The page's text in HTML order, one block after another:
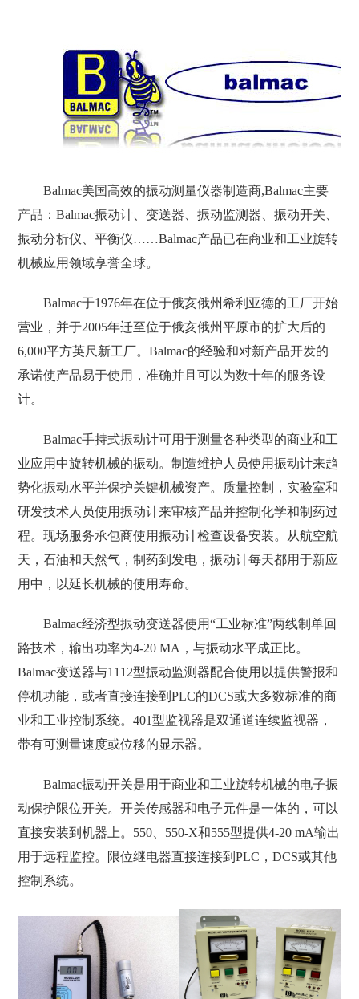
Balmac美国高效的振动测量仪器制造商,Balmac主要
产品：Balmac振动计、变送器、振动监测器、振动开关、
振动分析仪、平衡仪……Balmac产品已在商业和工业旋转
机械应用领域享誉全球。
Balmac于1976年在位于俄亥俄州希利亚德的工厂开始
营业，并于2005年迁至位于俄亥俄州平原市的扩大后的
6,000平方英尺新工厂。Balmac的经验和对新产品开发的
承诺使产品易于使用，准确并且可以为数十年的服务设
计。
Balmac手持式振动计可用于测量各种类型的商业和工
业应用中旋转机械的振动。制造维护人员使用振动计来趋
势化振动水平并保护关键机械资产。质量控制，实验室和
研发技术人员使用振动计来审核产品并控制化学和制药过
程。现场服务承包商使用振动计检查设备安装。从航空航
天，石油和天然气，制药到发电，振动计每天都用于新应
用中，以延长机械的使用寿命。
Balmac经济型振动变送器使用“工业标准”两线制单回
路技术，输出功率为4-20 MA，与振动水平成正比。
Balmac变送器与1112型振动监测器配合使用以提供警报和
停机功能，或者直接连接到PLC的DCS或大多数标准的商
业和工业控制系统。401型监视器是双通道连续监视器，
带有可测量速度或位移的显示器。
Balmac振动开关是用于商业和工业旋转机械的电子振
动保护限位开关。开关传感器和电子元件是一体的，可以
直接安装到机器上。550、550-X和555型提供4-20 mA输出
用于远程监控。限位继电器直接连接到PLC，DCS或其他
控制系统。